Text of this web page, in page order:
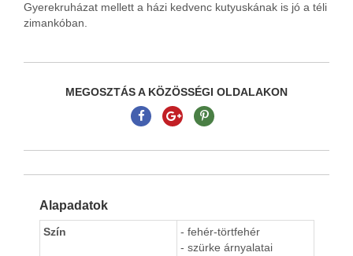
Gyerekruházat mellett a házi kedvenc kutyuskának is jó a téli
zimankóban.
MEGOSZTÁS A KÖZÖSSÉGI OLDALAKON
Alapadatok
Szín
- fehér-törtfehér
- szürke árnyalatai